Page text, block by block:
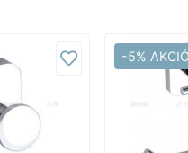
-5% AKCIÓ